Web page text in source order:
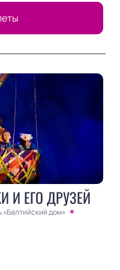
И ЕГО ДРУЗЕЙ
дом»